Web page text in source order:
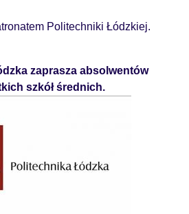
Politechniki Łódzkiej.
zaprasza absolwentów
szkół średnich.